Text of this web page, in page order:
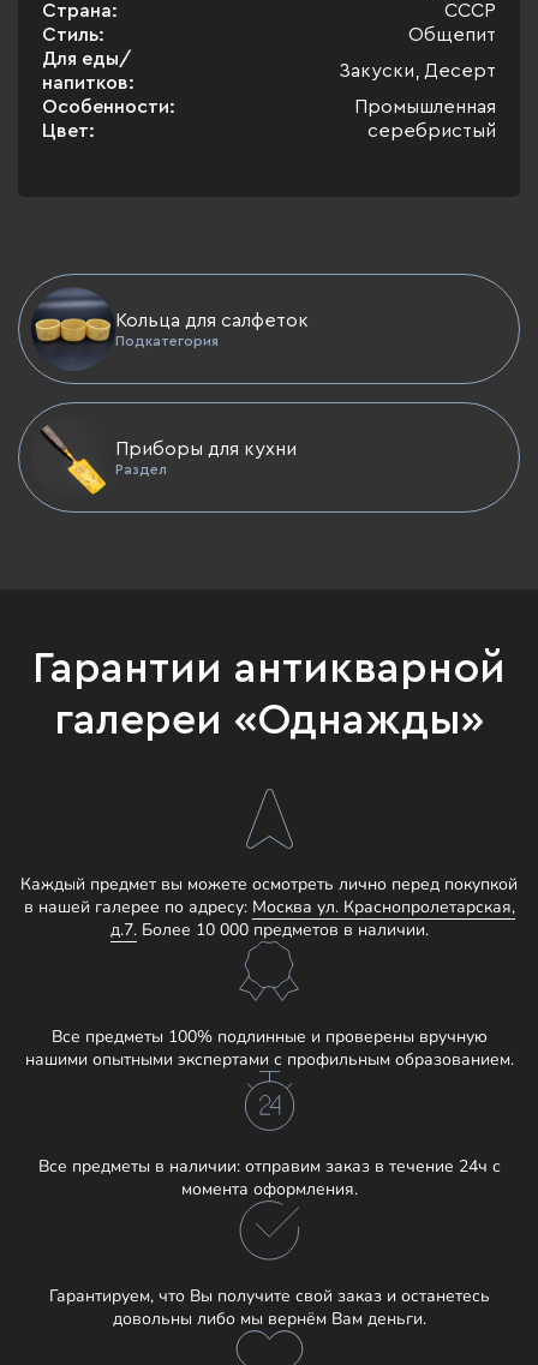
Страна:
СССР
Стиль:
Общепит
Для еды/
напитков:
Закуски, Десерт
Особенности:
Промышленная
Цвет:
серебристый
Кольца для салфеток
Подкатегория
Приборы для кухни
Раздел
Гарантии антикварной
галереи «Однажды»
Каждый предмет вы можете осмотреть лично перед покупкой
в нашей галерее по адресу: Москва ул. Краснопролетарская,
д.7.Более 10 000 предметов в наличии.
Все предметы 100% подлинные и проверены вручную
нашими опытными экспертами с профильным образованием.
Все предметы в наличии: отправим заказ в течение 24ч с
момента оформления.
Гарантируем, что Вы получите свой заказ и останетесь
довольны либо мы вернём Вам деньги.